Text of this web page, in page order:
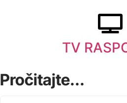
TV
Pročitajte...